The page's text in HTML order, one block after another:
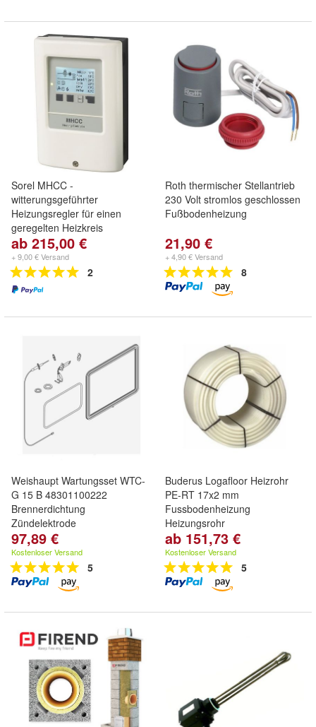
Sorel MHCC -
witterungsgeführter
Heizungsregler für einen
geregelten Heizkreis
ab 215,00 €
+ 9,00 € Versand
2
Roth thermischer Stellantrieb
230 Volt stromlos geschlossen
Fußbodenheizung
21,90 €
+ 4,90 € Versand
8
Weishaupt Wartungsset WTC-
G 15 B 48301100222
Brennerdichtung
Zündelektrode
97,89 €
Kostenloser Versand
5
Buderus Logafloor Heizrohr
PE-RT 17x2 mm
Fussbodenheizung
Heizungsrohr
ab 151,73 €
Kostenloser Versand
5